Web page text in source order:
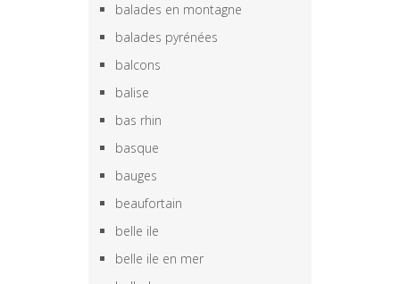
balades en montagne
balades pyrénées
balcons
balise
bas rhin
basque
bauges
beaufortain
belle ile
belle ile en mer